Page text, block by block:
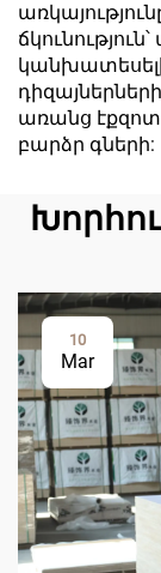
առանց
բարձր գների:
10
Mar